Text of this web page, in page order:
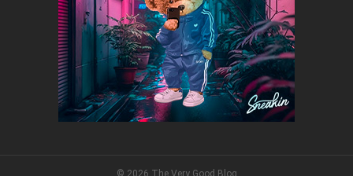
© 2026 The Very Good Blog